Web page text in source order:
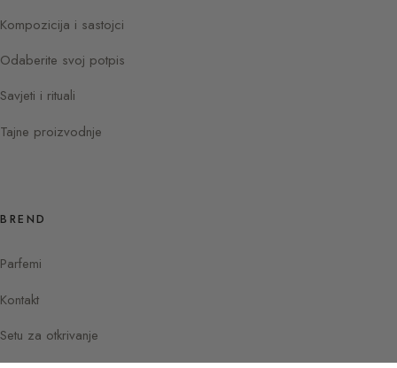
Kompozicija i sastojci
Odaberite svoj potpis
Savjeti i rituali
Tajne proizvodnje
BREND
Parfemi
Kontakt
Setu za otkrivanje